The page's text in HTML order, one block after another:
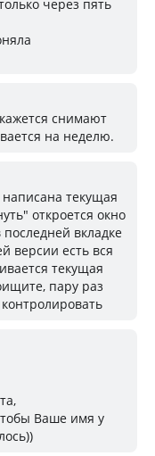
через пять
снимают
на неделю.
текущая
откроется окно
вкладке
версии есть вся
текущая
пару раз
Ваше имя у